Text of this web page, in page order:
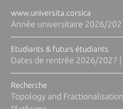
www.universita.corsica
Année universitaire 2026/
Etudiants & futurs étudiants
Dates de rentrée 2026/2027 |
Recherche
Topology and